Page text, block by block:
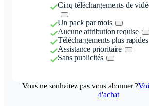
Cinq téléchargements de
Un pack par mois
Aucune attribution requise
Téléchargements plus rapides
Assistance prioritaire
Sans publicités
Vous ne souhaitez pas vous abonner ?
d'achat